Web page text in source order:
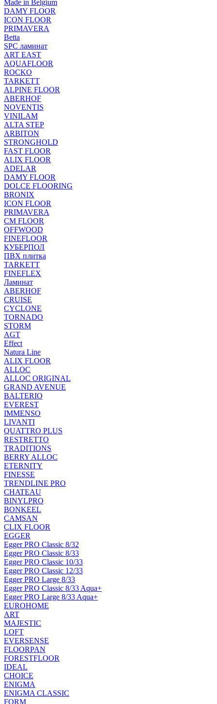
Made in Belgium
DAMY FLOOR
ICON FLOOR
PRIMAVERA
Betta
SPC ламинат
ART EAST
AQUAFLOOR
ROCKO
TARKETT
ALPINE FLOOR
ABERHOF
NOVENTIS
VINILAM
ALTA STEP
ARBITON
STRONGHOLD
FAST FLOOR
ALIX FLOOR
ADELAR
DAMY FLOOR
DOLCE FLOORING
BRONIX
ICON FLOOR
PRIMAVERA
CM FLOOR
OFFWOOD
FINEFLOOR
КУБЕРПОЛ
ПВХ плитка
TARKETT
FINEFLEX
Ламинат
ABERHOF
CRUISE
CYCLONE
TORNADO
STORM
AGT
Effect
Natura Line
ALIX FLOOR
ALLOC
ALLOC ORIGINAL
GRAND AVENUE
BALTERIO
EVEREST
IMMENSO
LIVANTI
QUATTRO PLUS
RESTRETTO
TRADITIONS
BERRY ALLOC
ETERNITY
FINESSE
TRENDLINE PRO
CHATEAU
BINYLPRO
BONKEEL
CAMSAN
CLIX FLOOR
EGGER
Egger PRO Classic 8/32
Egger PRO Classic 8/33
Egger PRO Classic 10/33
Egger PRO Classic 12/33
Egger PRO Large 8/33
Egger PRO Classic 8/33 Aqua+
Egger PRO Large 8/33 Aqua+
EUROHOME
ART
MAJESTIC
LOFT
EVERSENSE
FLOORPAN
FORESTFLOOR
IDEAL
CHOICE
ENIGMA
ENIGMA CLASSIC
FORM